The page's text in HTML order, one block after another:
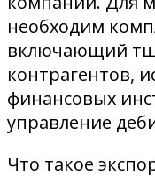
необходим
включающий
контрагентов,
финансовых
управление
Что такое